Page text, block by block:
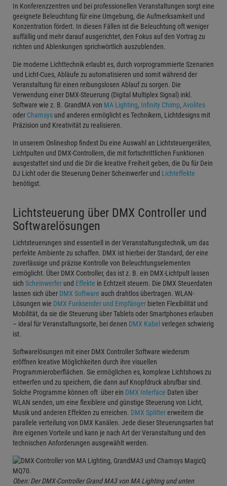
In Konferenzzentren und bei professionellen Veranstaltungen sorgt eine
geeignete Beleuchtung für eine Umgebung, die Aufmerksamkeit und
Konzentration fördert. In diesen Fällen ist die Beleuchtung oft weniger
auffällig und mehr darauf ausgerichtet, den Fokus auf den Vortrag zu
richten und Ablenkungen sprichwörtlich auszublenden.
Die moderne Lichttechnik erlaubt es, durch vorprogrammierte Szenarien
und Licht-Cues, Abläufe zu automatisieren und somit während der
Veranstaltung für einen reibungslosen Ablauf zu sorgen. Die
Verwendung einer DMX-Steuerung (Digital Multiplex Signal) inkl.
Software wie z. B. GrandMA von MA Lighting, Infinity Chimp, Avolites
oder Chamsys und anderen ermöglicht es Technikern, Lichtdesigns mit
Präzision und Kreativität zu realisieren.
In unserem Onlineshop findest Du eine Auswahl an Lichtsteuergeräten,
Lichtpulten und DMX-Controllern, die mit fortschrittlichen Funktionen
ausgestattet sind und die Dir die kreative Freiheit geben, die Du für Dein
DJ Licht oder die Steuerung Deiner Scheinwerfer und Lichteffekte
benötigst.
Lichtsteuerung über DMX Controller und
Softwarelösungen
Lichtsteuerungen sind essentiell in der Veranstaltungstechnik, um das
perfekte Ambiente zu schaffen. DMX ist hierbei der Standard, der eine
zuverlässige und präzise Kontrolle von Beleuchtungselementen
ermöglicht. Über DMX Controller, das ist z. B. ein DMX-Lichtpult lassen
sich Scheinwerfer und Effekte in Echtzeit steuern. Die DMX Steuerdaten
lassen sich über DMX Software auch drahtlos übertragen. WLAN-
Lösungen wie DMX Funksender und Empfänger bieten Flexibilität und
Mobilität, da sie die Steuerung über Tablets oder Smartphones erlauben
– ideal für Veranstaltungsorte, bei denen DMX Kabel verlegen schwierig
ist.
Softwarelösungen mit einer DMX Controller Software wiederum
eröffnen kreative Möglichkeiten durch ihre visuellen
Programmieroberflächen. Sie ermöglichen es, komplexe Lichtshows zu
entwerfen und zu speichern, die dann auf Knopfdruck abrufbar sind.
Solche Programme können oft über ein DMX Interface Daten über
WLAN senden, um eine flexiblere und günstige Steuerung von Licht,
Musik und anderen Effekten zu erreichen. DMX Splittererweitern die
parallele verteilung von DMX Kanälen. Jede dieser Steuerungsarten hat
ihre eigenen Vorteile und kann je nach Art der Veranstaltung und den
technischen Anforderungen ausgewählt werden.
Oben: Der DMX-Controller Grand MA3 von MA Lighting und unten